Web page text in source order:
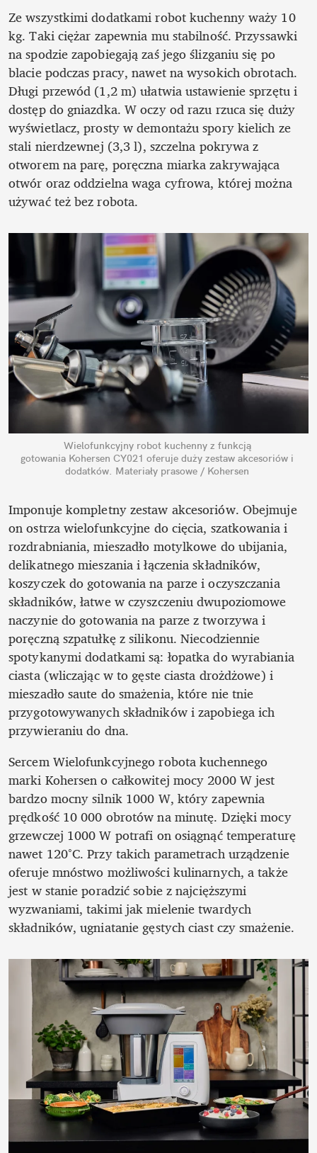
Ze wszystkimi dodatkami robot kuchenny waży 10
kg. Taki ciężar zapewnia mu stabilność. Przyssawki
na spodzie zapobiegają zaś jego ślizganiu się po
blacie podczas pracy, nawet na wysokich obrotach.
Długi przewód (1,2 m) ułatwia ustawienie sprzętu i
dostęp do gniazdka. W oczy od razu rzuca się duży
wyświetlacz, prosty w demontażu spory kielich ze
stali nierdzewnej (3,3 l), szczelna pokrywa z
otworem na parę, poręczna miarka zakrywająca
otwór oraz oddzielna waga cyfrowa, której można
używać też bez robota.
Wielofunkcyjny robot kuchenny z funkcją
gotowania Kohersen CY021 oferuje duży zestaw akcesoriów i
dodatków. Materiały prasowe / Kohersen
Imponuje kompletny zestaw akcesoriów. Obejmuje
on ostrza wielofunkcyjne do cięcia, szatkowania i
rozdrabniania, mieszadło motylkowe do ubijania,
delikatnego mieszania i łączenia składników,
koszyczek do gotowania na parze i oczyszczania
składników, łatwe w czyszczeniu dwupoziomowe
naczynie do gotowania na parze z tworzywa i
poręczną szpatułkę z silikonu. Niecodziennie
spotykanymi dodatkami są: łopatka do wyrabiania
ciasta (wliczając w to gęste ciasta drożdżowe) i
mieszadło saute do smażenia, które nie tnie
przygotowywanych składników i zapobiega ich
przywieraniu do dna.
Sercem Wielofunkcyjnego robota kuchennego
marki Kohersen o całkowitej mocy 2000 W jest
bardzo mocny silnik 1000 W, który zapewnia
prędkość 10 000 obrotów na minutę. Dzięki mocy
grzewczej 1000 W potrafi on osiągnąć temperaturę
nawet 120°C. Przy takich parametrach urządzenie
oferuje mnóstwo możliwości kulinarnych, a także
jest w stanie poradzić sobie z najcięższymi
wyzwaniami, takimi jak mielenie twardych
składników, ugniatanie gęstych ciast czy smażenie.